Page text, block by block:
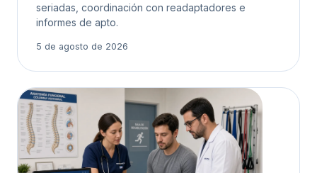
seriadas, coordinación con readaptadores e
informes de apto.
5 de agosto de 2026